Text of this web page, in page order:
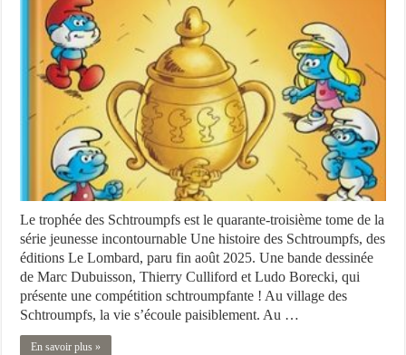
Le trophée des Schtroumpfs est le quarante-troisième tome de la
série jeunesse incontournable Une histoire des Schtroumpfs, des
éditions Le Lombard, paru fin août 2025. Une bande dessinée
de Marc Dubuisson, Thierry Culliford et Ludo Borecki, qui
présente une compétition schtroumpfante ! Au village des
Schtroumpfs, la vie s’écoule paisiblement. Au …
En savoir plus »